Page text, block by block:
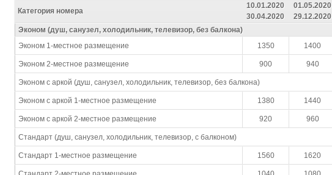
Категория номера
10.01.2020
30.04.2020
01.05.2020
29.12.2020
Эконом (душ, санузел, холодильник, телевизор, без балкона)
Эконом 1-местное размещение
1350 1400
Эконом 2-местное размещение 900 940
Эконом с аркой (душ, санузел, холодильник, телевизор, без балкона)
Эконом с аркой 1-местное размещение 1380 1440
Эконом с аркой 2-местное размещение 920 960
Стандарт (душ, санузел, холодильник, телевизор, с балконом)
Стандарт 1-местное размещение 1560 1620